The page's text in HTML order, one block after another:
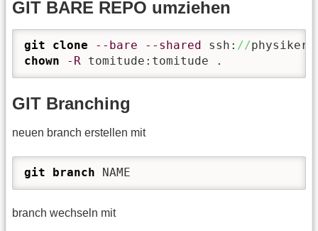
GIT BARE REPO umziehen
git clone --bare --shared ssh: //physiker
chown
-R tomitude:tomitude .
GIT Branching
neuen branch erstellen mit
git branch NAME
branch wechseln mit